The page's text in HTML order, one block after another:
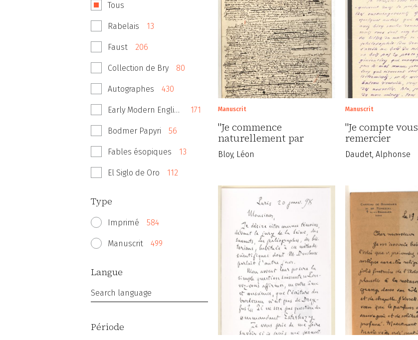
Tous
Rabelais 13
Faust 206
Collection de Bry 80
Autographes 430
Early Modern English Books 171
Bodmer Papyri 56
Fables ésopiques 13
El Siglo de Oro 112
Type
Imprimé 584
Manuscrit 499
Langue
Search language
Période
Manuscrit
"Je commence
naturellement par
solliciter…
Bloy, Léon
Manuscrit
"Je compte vous
remercier
publiquement..."
Daudet, Alphonse